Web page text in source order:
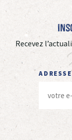
Recevez